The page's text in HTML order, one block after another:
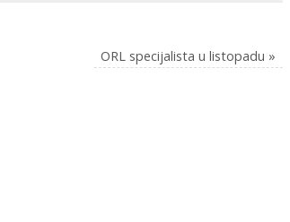
ORL specijalista u listopadu »